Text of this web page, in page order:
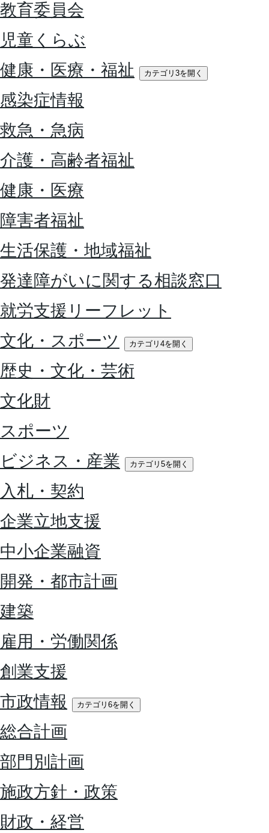
教育委員会
児童くらぶ
健康・医療・福祉
カテゴリ3を開く
感染症情報
救急・急病
介護・高齢者福祉
健康・医療
障害者福祉
生活保護・地域福祉
発達障がいに関する相談窓口
就労支援リーフレット
文化・スポーツ
カテゴリ4を開く
歴史・文化・芸術
文化財
スポーツ
ビジネス・産業
カテゴリ5を開く
入札・契約
企業立地支援
中小企業融資
開発・都市計画
建築
雇用・労働関係
創業支援
市政情報
カテゴリ6を開く
総合計画
部門別計画
施政方針・政策
財政・経営